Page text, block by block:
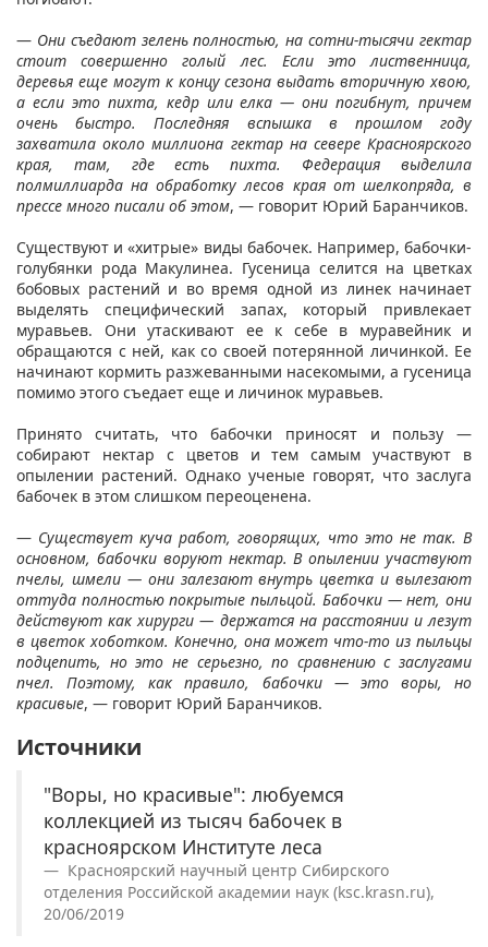
— Они съедают зелень полностью, на сотни-тысячи гектар
стоит совершенно голый лес. Если это лиственница,
деревья еще могут к концу сезона выдать вторичную хвою,
а если это пихта, кедр или елка — они погибнут, причем
очень быстро. Последняя вспышка в прошлом году
захватила около миллиона гектар на севере Красноярского
края, там, где есть пихта. Федерация выделила
полмиллиарда на обработку лесов края от шелкопряда, в
прессе много писали об этом, — говорит Юрий Баранчиков.
Существуют и «хитрые» виды бабочек. Например, бабочки-
голубянки рода Макулинеа. Гусеница селится на цветках
бобовых растений и во время одной из линек начинает
выделять специфический запах, который привлекает
муравьев. Они утаскивают ее к себе в муравейник и
обращаются с ней, как со своей потерянной личинкой. Ее
начинают кормить разжеванными насекомыми, а гусеница
помимо этого съедает еще и личинок муравьев.
Принято считать, что бабочки приносят и пользу —
собирают нектар с цветов и тем самым участвуют в
опылении растений. Однако ученые говорят, что заслуга
бабочек в этом слишком переоценена.
— Существует куча работ, говорящих, что это не так. В
основном, бабочки воруют нектар. В опылении участвуют
пчелы, шмели — они залезают внутрь цветка и вылезают
оттуда полностью покрытые пыльцой. Бабочки — нет, они
действуют как хирурги — держатся на расстоянии и лезут
в цветок хоботком. Конечно, она может что-то из пыльцы
подцепить, но это не серьезно, по сравнению с заслугами
пчел. Поэтому, как правило, бабочки — это воры, но
красивые, — говорит Юрий Баранчиков.
Источники
"Воры, но красивые": любуемся
коллекцией из тысяч бабочек в
красноярском Институте леса
Красноярский научный центр Сибирского
отделения Российской академии наук (ksc.krasn.ru),
20/06/2019